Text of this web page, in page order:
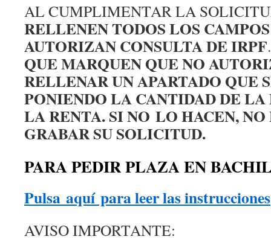
AL CUMPLIMENTAR LA
RELLENEN TODOS LOS
AUTORIZAN CONSULTA DE IRPF
QUE MARQUEN QUE NO
RELLENAR UN APARTADO QUE
PONIENDO LA CANTIDAD DE
LA RENTA. SI NO LO HACEN, NO
GRABAR SU SOLICITUD.
PARA PEDIR PLAZA EN
Pulsa aquí para leer las instrucciones
AVISO IMPORTANTE: